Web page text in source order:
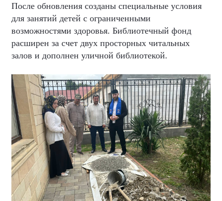
После обновления созданы специальные условия
для занятий детей с ограниченными
возможностями здоровья. Библиотечный фонд
расширен за счет двух просторных читальных
залов и дополнен уличной библиотекой.